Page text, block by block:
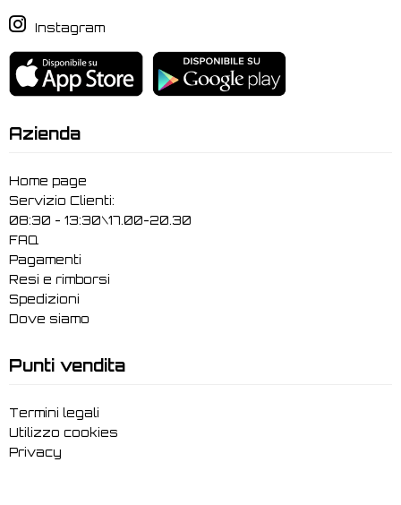
Instagram
Azienda
Home page
Servizio Clienti:
08:30 - 13:30\17.00-20.30
FAQ
Pagamenti
Resi e rimborsi
Spedizioni
Dove siamo
Punti vendita
Termini legali
Utilizzo cookies
Privacy